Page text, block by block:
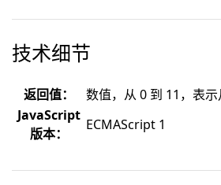
技术细节
返回值：
数值，从 0 到 11，表示
JavaScript
版本：
ECMAScript 1